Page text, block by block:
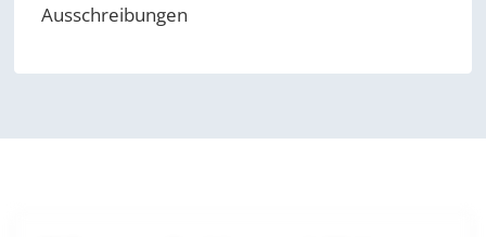
Ausschreibungen